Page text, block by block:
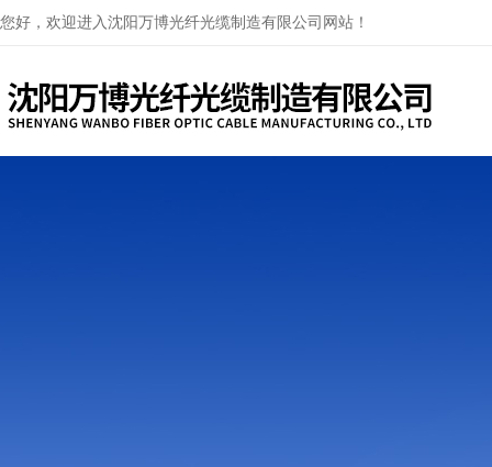
您好，欢迎进入沈阳万博光纤光缆制造有限公司网站！